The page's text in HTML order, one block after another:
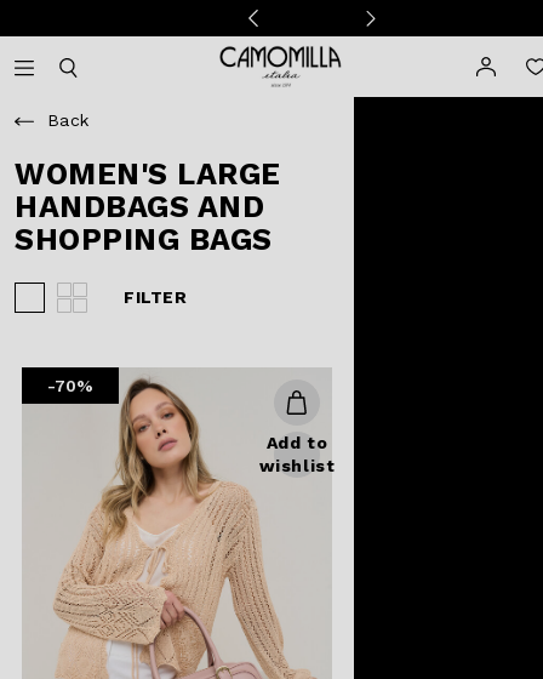
Camomilla Italia®
Back
WOMEN'S LARGE
HANDBAGS AND
SHOPPING BAGS
FILTER
-70%
Add to
wishlist